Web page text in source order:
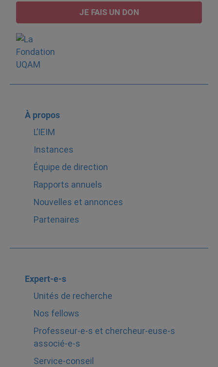
JE FAIS UN DON
À propos
L’IEIM
Instances
Équipe de direction
Rapports annuels
Nouvelles et annonces
Partenaires
Expert-e-s
Unités de recherche
Nos fellows
Professeur-e-s et chercheur-euse-s
associé-e-s
Service-conseil